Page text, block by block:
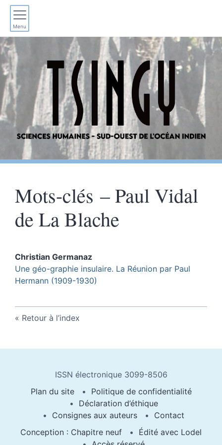
Menu
Mots-clés – Paul Vidal
de La Blache
Christian Germanaz
Une géo-graphie insulaire. La Réunion par Paul
Hermann (1909-1930)
Retour à l’index
ISSN électronique 3099-8506
Plan du site
Politique de confidentialité
Déclaration d’éthique
Consignes aux auteurs
Contact
Conception : Chapitre neuf
Édité avec Lodel